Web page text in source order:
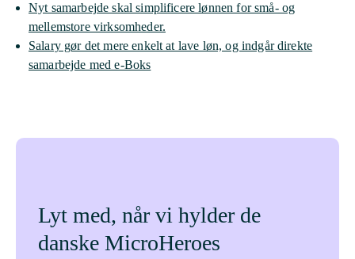
Nyt samarbejde skal simplificere lønnen for små- og
mellemstore virksomheder.
Salary gør det mere enkelt at lave løn, og indgår direkte
samarbejde med e-Boks
Lyt med, når vi hylder de
danske MicroHeroes